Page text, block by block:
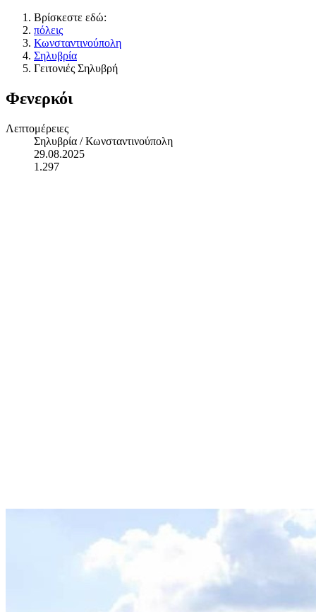
Βρίσκεστε εδώ:
πόλεις
Κωνσταντινούπολη
Σηλυβρία
Γειτονιές Σηλυβρή
Φενερκόι
Λεπτομέρειες
Σηλυβρία / Κωνσταντινούπολη
29.08.2025
1.297